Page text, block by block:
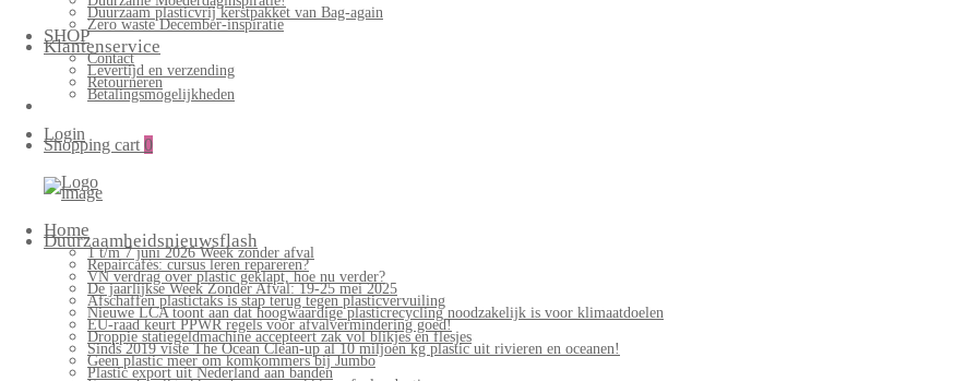
Duurzaam plasticvrij kerstpakket van Bag-again
Zero waste December-inspiratie
SHOP
Klantenservice
Contact
Levertijd en verzending
Retourneren
Betalingsmogelijkheden
Login
Shopping cart 0
again
Primary
Menu Home
Duurzaamheidsnieuwsflash
1 t/m 7 juni 2026 Week zonder afval
Repaircafés: cursus leren repareren?
VN verdrag over plastic geklapt, hoe nu verder?
De jaarlijkse Week Zonder Afval: 19-25 mei 2025
Afschaffen plastictaks is stap terug tegen plasticvervuiling
Nieuwe LCA toont aan dat hoogwaardige plasticrecycling noodzakelijk is voor klimaatdoelen
EU-raad keurt PPWR regels voor afvalvermindering goed!
Droppie statiegeldmachine accepteert zak vol blikjes en flesjes
Sinds 2019 viste The Ocean Clean-up al 10 miljoen kg plastic uit rivieren en oceanen!
Geen plastic meer om komkommers bij Jumbo
Plastic export uit Nederland aan banden